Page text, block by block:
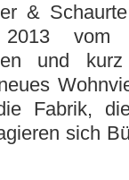
&
vom
und
Fabrik,
sich